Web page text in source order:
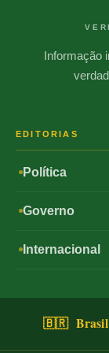
Informação
EDITORIAS
Política
Governo
Internacional
🇧🇷 Brasil